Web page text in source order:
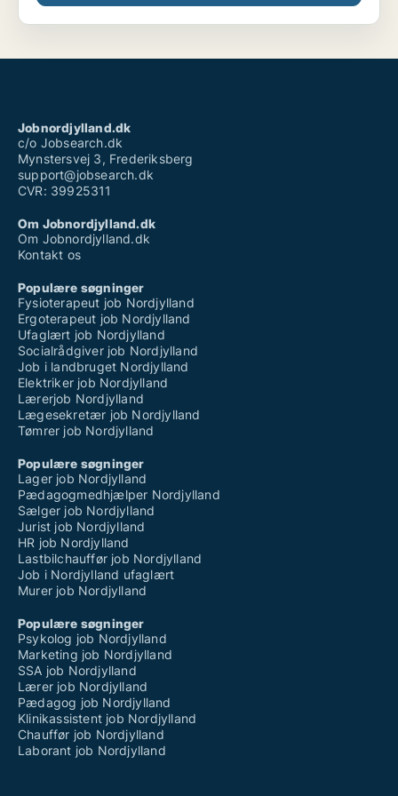
Jobnordjylland.dk
c/o Jobsearch.dk
Mynstersvej 3, Frederiksberg
support@jobsearch.dk
CVR: 39925311
Om Jobnordjylland.dk
Om Jobnordjylland.dk
Kontakt os
Populære søgninger
Fysioterapeut job Nordjylland
Ergoterapeut job Nordjylland
Ufaglært job Nordjylland
Socialrådgiver job Nordjylland
Job i landbruget Nordjylland
Elektriker job Nordjylland
Lærerjob Nordjylland
Lægesekretær job Nordjylland
Tømrer job Nordjylland
Populære søgninger
Lager job Nordjylland
Pædagogmedhjælper Nordjylland
Sælger job Nordjylland
Jurist job Nordjylland
HR job Nordjylland
Lastbilchauffør job Nordjylland
Job i Nordjylland ufaglært
Murer job Nordjylland
Populære søgninger
Psykolog job Nordjylland
Marketing job Nordjylland
SSA job Nordjylland
Lærer job Nordjylland
Pædagog job Nordjylland
Klinikassistent job Nordjylland
Chauffør job Nordjylland
Laborant job Nordjylland